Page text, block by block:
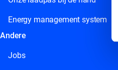
Energy management system
Andere
Jobs